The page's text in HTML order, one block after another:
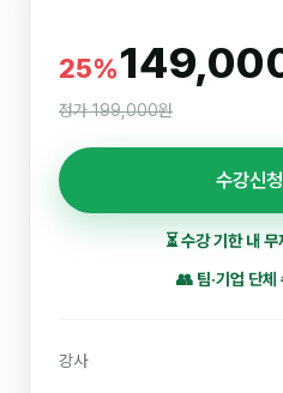
25%
정가 199,000원
수강신청
⏳ 수강 기한 내 무
👥 팀·기업 단
강사